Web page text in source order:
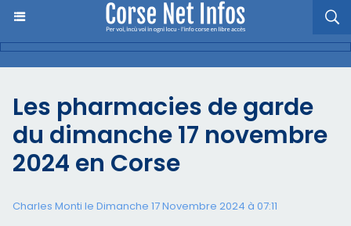
Les pharmacies de garde
du dimanche 17 novembre
2024 en Corse
Charles Monti le Dimanche 17 Novembre 2024 à 07:11